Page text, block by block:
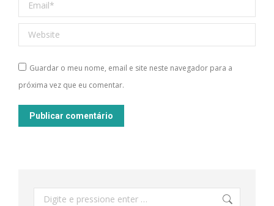
Website
Guardar o meu nome, email e site neste navegador para a
próxima vez que eu comentar.
Publicar comentário
Pesquisar: